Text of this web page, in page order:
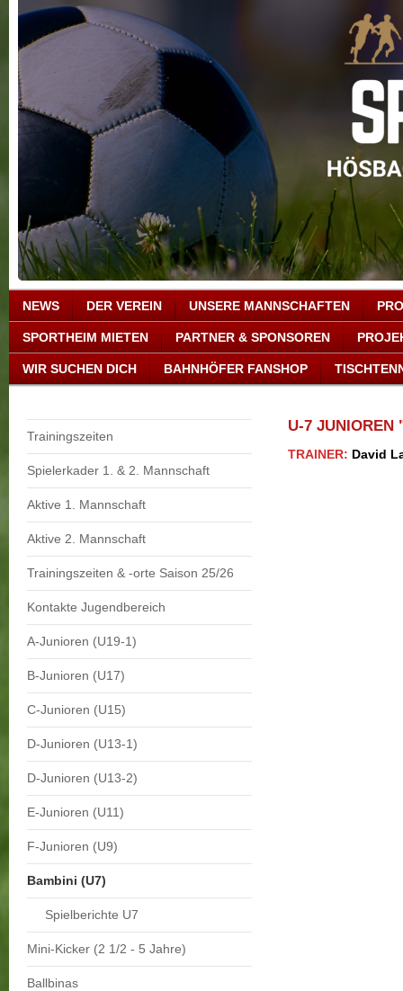
NEWS DER VEREIN UNSERE MANNSCHAFTEN
SPORTHEIM MIETEN PARTNER & SPONSOREN
WIR SUCHEN DICH BAHNHÖFER FANSHOP
Trainingszeiten
Spielerkader 1. & 2. Mannschaft
Aktive 1. Mannschaft
Aktive 2. Mannschaft
Trainingszeiten & -orte Saison 25/26
Kontakte Jugendbereich
A-Junioren (U19-1)
B-Junioren (U17)
C-Junioren (U15)
D-Junioren (U13-1)
D-Junioren (U13-2)
E-Junioren (U11)
F-Junioren (U9)
Bambini (U7)
Spielberichte U7
Mini-Kicker (2 1/2 - 5 Jahre)
Ballbinas
U-7 JUNIOREN
TRAINER: David